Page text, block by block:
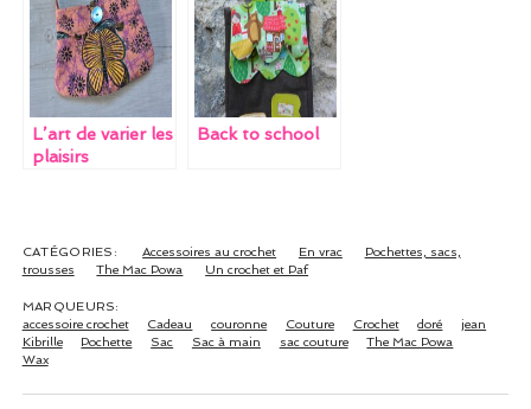
héroïne inside)
L’art de varier les
plaisirs
Back to school
CATÉGORIES: Accessoires au crochet En vrac
Pochettes, sacs,
trousses
The Mac Powa Un crochet et Paf
MARQUEURS:
accessoire crochet
Cadeau couronne Couture Crochet doré
jean
Kibrille
Pochette Sac Sac à main sac couture
The Mac Powa
Wax